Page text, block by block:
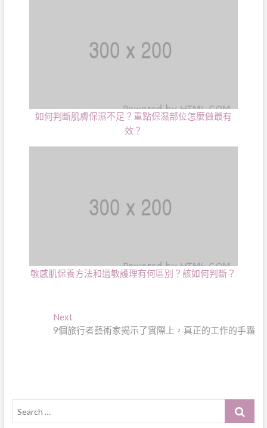
如何判斷肌膚保濕不足？重點保濕部位怎麼做最有
效？
敏感肌保養方法和過敏護理有何區別？該如何判斷？
NextNext
post:
9個旅行者藝術家揭示了實際上，真正的工作的手霜
Search